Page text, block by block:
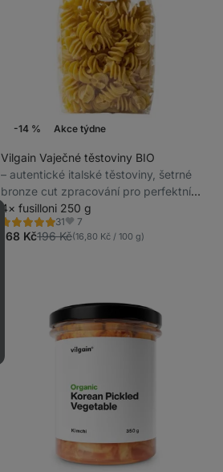
-14 % Akce týdne
Vilgain Vaječné těstoviny BIO
⁠–⁠ autentické italské těstoviny, šetrné
bronze cut zpracování pro perfektní
texturu
4× fusilloni 250 g
31
Hodnocení
5.0/5,
31
Oblíbené
7
168 Kč196 Kč(16,80 Kč / 100 g)